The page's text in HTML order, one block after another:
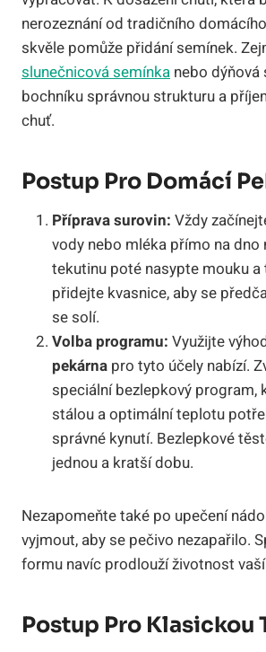
nerozeznání od tradičního
skvěle pomůže přidání semínek.
slunečnicová semínka nebo
bochníku správnou strukturu a
chuť.
Postup Pro Domácí
Příprava surovin: Vždy
vody nebo mléka přímo na dno
tekutinu poté nasypte mouku a
přidejte kvasnice, aby se
se solí.
Volba programu: Využijte
pekárna pro tyto účely nabízí.
speciální bezlepkový program,
stálou a optimální teplotu
správné kynutí. Bezlepkové
jednou a kratší dobu.
Nezapomeňte také po upečení
vyjmout, aby se pečivo nezapařilo.
formu navíc prodlouží životnost
Postup Pro Klasickou